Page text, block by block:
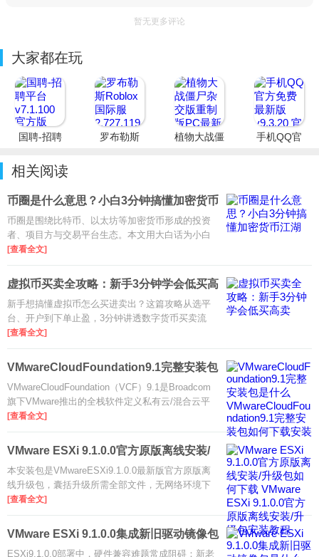
暂无更多评论
大家都在玩
国聘-招聘
罗布勒斯
植物大战僵
手机QQ官
相关阅读
币圈是什么意思？小白3分钟搞懂加密货币
江湖
币圈是围绕比特币、以太坊等加密货币形成的投资
者、项目方与交易平台生态。本文用大白话为小白
拆解币圈含义、核心玩法与入门避坑要点，帮你3分
钟搞懂这个热门江湖。
[查看全文]
虚拟币买卖全攻略：新手3分钟学会低买高
卖
新手想搞懂虚拟币怎么买进卖出？这篇攻略从选平
台、开户到下单止盈，3分钟讲透数字货币买卖流
程，帮你安全入门、少走弯路。
[查看全文]
VMwareCloudFoundation9.1完整安装包
是什么
VMwareCloudFoundation（VCF）9.1是Broadcom
旗下VMware推出的全栈软件定义私有云/混合云平
台，深度集成vSphere、vSAN、NSX、vCenter与
Tanzu等核心组件。9.1版本重点增强NVMe内存分
层、vSAN全局重删压缩、AI负载优化与
[查看全文]
VMware ESXi 9.1.0.0官方原版离线安装/
升级
本安装包是VMwareESXi9.1.0.0最新版官方原版离
线升级包，囊括升级所需全部文件，无网络环境下
也能安全完成ESXi主机升级，有效规避网络攻击与
配置异常问题。ESXi9.1.0.0系列主打云原生与AI驱
动，大幅提升虚拟化性能、
[查看全文]
VMware ESXi 9.1.0.0集成新旧驱动镜像包
是什
ESXi9.1.0.0部署中，硬件兼容难题常成阻碍：新老